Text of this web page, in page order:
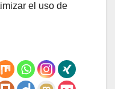
el uso de